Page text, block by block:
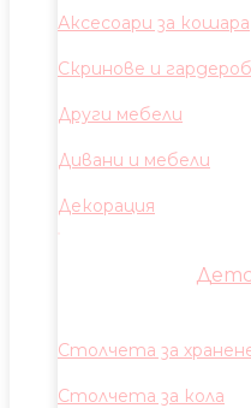
Аксесоари за кошара
Скринове и
Други мебели
Дивани и мебели
Декорация
Столчета за
Столчета за кола